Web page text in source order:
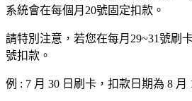
系統會在每個月20號固定扣款。
請特別注意，若您在每月29~31號刷
號扣款。
例 : 7 月 30 日刷卡，扣款日期為 8 月